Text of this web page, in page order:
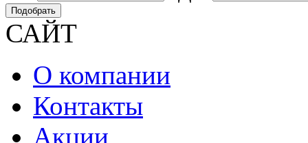
Подобрать
САЙТ
О компании
Контакты
Акции